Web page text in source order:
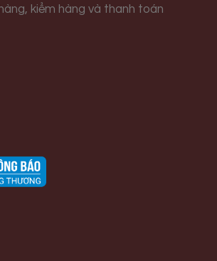
kiểm hàng và thanh toán